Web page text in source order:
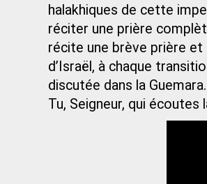
halakhiques de cette
réciter une prière
récite une brève prière et
d’Israël, à chaque
discutée dans la
Tu, Seigneur, qui écoutes